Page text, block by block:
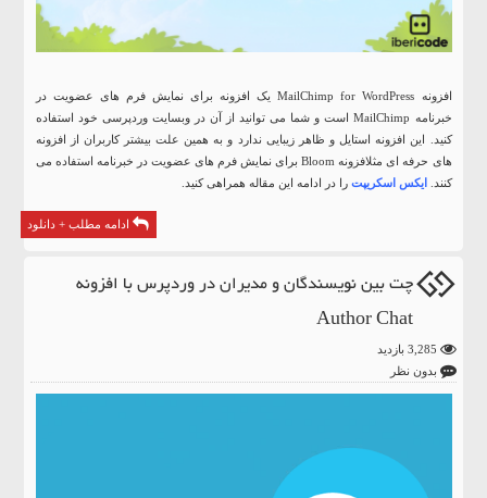
افزونه MailChimp for WordPress یک افزونه برای نمایش فرم های عضویت در
خبرنامه MailChimp است و شما می توانید از آن در وبسایت وردپرسی خود استفاده
کنید. این افزونه استایل و ظاهر زیبایی ندارد و به همین علت بیشتر کاربران از افزونه
های حرفه ای مثلافزونه Bloom برای نمایش فرم های عضویت در خبرنامه استفاده می
کنند. ایکس اسکریپت را در ادامه این مقاله همراهی کنید.
ادامه مطلب + دانلود
چت بین نویسندگان و مدیران در وردپرس با افزونه
Author Chat
بدون نظر